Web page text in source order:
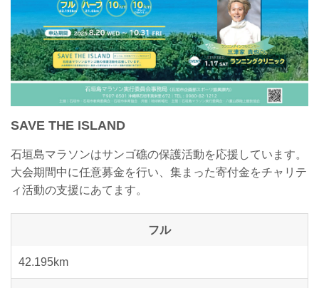
SAVE THE ISLAND
石垣島マラソンはサンゴ礁の保護活動を応援しています。
大会期間中に任意募金を行い、集まった寄付金をチャリテ
ィ活動の支援にあてます。
フル
42.195km